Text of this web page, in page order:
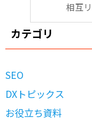
相互
カテゴリ
SEO
DXトピックス
お役立ち資料